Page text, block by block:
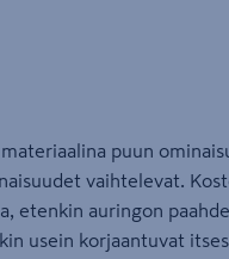
puun
vaihtelevat.
etenkin auringon
usein korjaantuvat